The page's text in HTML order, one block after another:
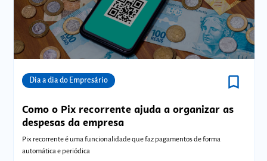
Dia a dia do Empresário bookmark_border
Como o Pix recorrente ajuda a organizar as
despesas da empresa
Pix recorrente é uma funcionalidade que faz pagamentos de forma
automática e periódica